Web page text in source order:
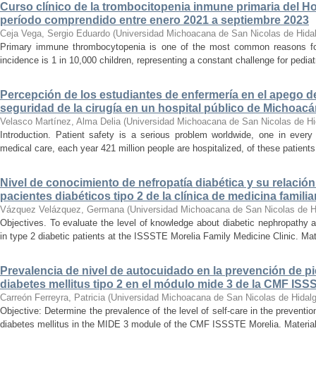
Curso clínico de la trombocitopenia inmune primaria del
período comprendido entre enero 2021 a septiembre 2023
Ceja Vega, Sergio Eduardo (Universidad Michoacana de San Nicolas de
Primary immune thrombocytopenia is one of the most common reasons
incidence is 1 in 10,000 children, representing a constant challenge for
Percepción de los estudiantes de enfermería en el apego
seguridad de la cirugía en un hospital público de
Velasco Martínez, Alma Delia (Universidad Michoacana de San Nicolas de
Introduction. Patient safety is a serious problem worldwide, one in
medical care, each year 421 million people are hospitalized, of these
Nivel de conocimiento de nefropatía diabética y su
pacientes diabéticos tipo 2 de la clínica de medicina
Vázquez Velázquez, Germana (Universidad Michoacana de San Nicolas de
Objectives. To evaluate the level of knowledge about diabetic nephropathy
in type 2 diabetic patients at the ISSSTE Morelia Family Medicine Clinic.
Prevalencia de nivel de autocuidado en la prevención de
diabetes mellitus tipo 2 en el módulo mide 3 de la CMF
Carreón Ferreyra, Patricia (Universidad Michoacana de San Nicolas de
Objective: Determine the prevalence of the level of self-care in the
diabetes mellitus in the MIDE 3 module of the CMF ISSSTE Morelia.